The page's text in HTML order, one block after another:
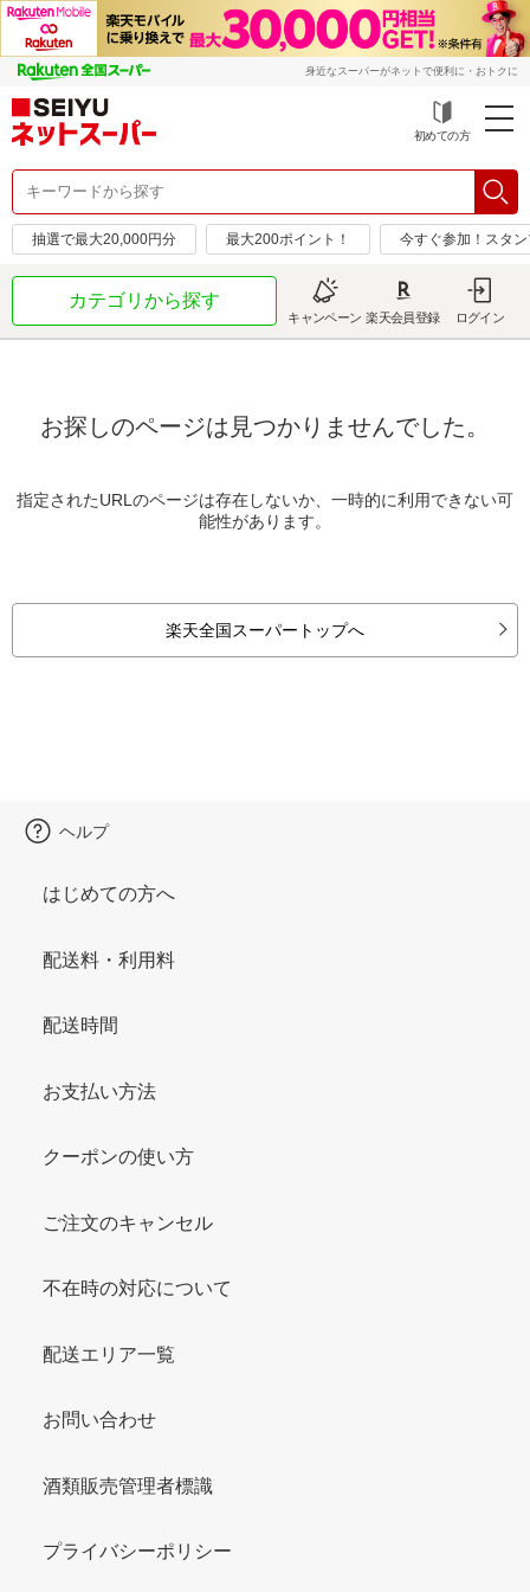
身近なスーパーがネットで便利に・おトクに
初めての方
抽選で最大20,000円分 最大200ポイント！ 今すぐ参加！スタ
カテゴリから探す
キャンペーン 楽天会員登録 ログイン
お探しのページは見つかりませんでした。
指定されたURLのページは存在しないか、一時的に利用できない可
能性があります。
楽天全国スーパートップへ
ヘルプ
はじめての方へ
配送料・利用料
配送時間
お支払い方法
クーポンの使い方
ご注文のキャンセル
不在時の対応について
配送エリア一覧
お問い合わせ
酒類販売管理者標識
プライバシーポリシー